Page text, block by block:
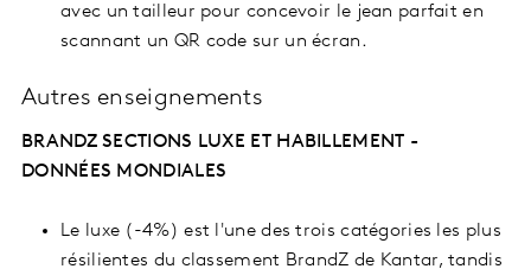
avec un tailleur pour concevoir le jean parfait en
scannant un QR code sur un écran.
Autres enseignements
BRANDZ SECTIONS LUXE ET HABILLEMENT -
DONNÉES MONDIALES
Le luxe (-4%) est l'une des trois catégories les plus
résilientes du classement BrandZ de Kantar, tandis